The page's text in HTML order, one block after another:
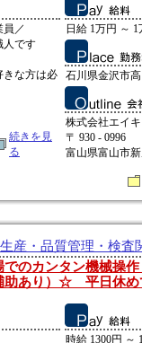
／
人です
きな方は必
続きを見
る
日給 1万円 ～ 1
石川県金沢市
株式会社エイキ
〒 930 - 0996
富山県富山市
産・品質管理・検査
でのカンタン機械
助あり）☆ 平日休め
時給 1300円 ～